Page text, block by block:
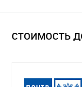
СТОИМОСТЬ